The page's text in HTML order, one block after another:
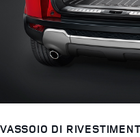
VASSOIO DI